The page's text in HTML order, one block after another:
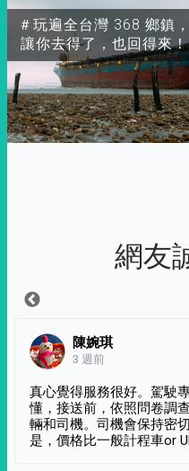
＃玩遍全台灣 368 鄉鎮，
讓你去得了，也回得來！
網友
陳婉琪
3 週前
真心覺得服務很好。駕駛
懂，接送前，依照問卷調
輛和司機。司機會保持密
是，價格比一般計程車or